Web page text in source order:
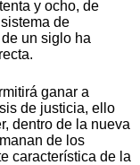
y ocho, de
de
un siglo ha
ganar a
de justicia, ello
dentro de la nueva
de los
característica de la